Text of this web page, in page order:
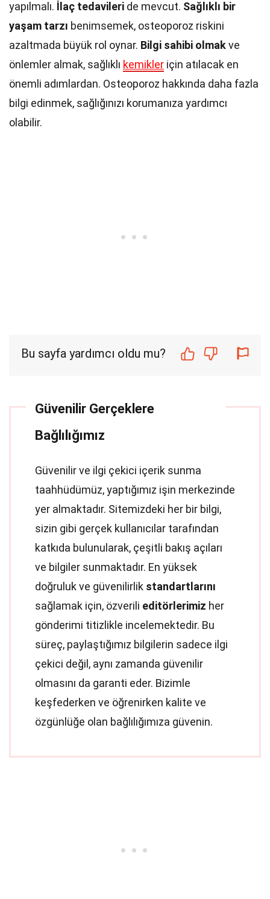
yapılmalı. İlaç tedavileri de mevcut. Sağlıklı bir
yaşam tarzı benimsemek, osteoporoz riskini
azaltmada büyük rol oynar. Bilgi sahibi olmakve
önlemler almak, sağlıklı kemikler için atılacak en
önemli adımlardan. Osteoporoz hakkında daha fazla
bilgi edinmek, sağlığınızı korumanıza yardımcı
olabilir.
Bu sayfa yardımcı oldu mu?
Güvenilir Gerçeklere
Bağlılığımız
Güvenilir ve ilgi çekici içerik sunma
taahhüdümüz, yaptığımız işin merkezinde
yer almaktadır. Sitemizdeki her bir bilgi,
sizin gibi gerçek kullanıcılar tarafından
katkıda bulunularak, çeşitli bakış açıları
ve bilgiler sunmaktadır. En yüksek
doğruluk ve güvenilirlik standartlarını
sağlamak için, özverili editörlerimiz her
gönderimi titizlikle incelemektedir. Bu
süreç, paylaştığımız bilgilerin sadece ilgi
çekici değil, aynı zamanda güvenilir
olmasını da garanti eder. Bizimle
keşfederken ve öğrenirken kalite ve
özgünlüğe olan bağlılığımıza güvenin.